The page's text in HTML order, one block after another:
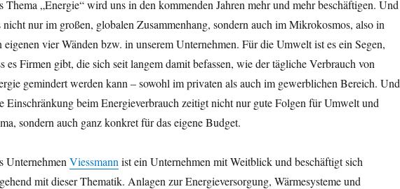
Thema „Energie“ wird uns in den kommenden Jahren mehr und mehr beschäftigen. Und
nicht nur im großen, globalen Zusammenhang, sondern auch im Mikrokosmos, also in
eigenen vier Wänden bzw. in unserem Unternehmen. Für die Umwelt ist es ein Segen,
es Firmen gibt, die sich seit langem damit befassen, wie der tägliche Verbrauch von
gemindert werden kann – sowohl im privaten als auch im gewerblichen Bereich. Und
Einschränkung beim Energieverbrauch zeitigt nicht nur gute Folgen für Umwelt und
sondern auch ganz konkret für das eigene Budget.
Unternehmen Viessmann ist ein Unternehmen mit Weitblick und beschäftigt sich
mit dieser Thematik. Anlagen zur Energieversorgung, Wärmesysteme und